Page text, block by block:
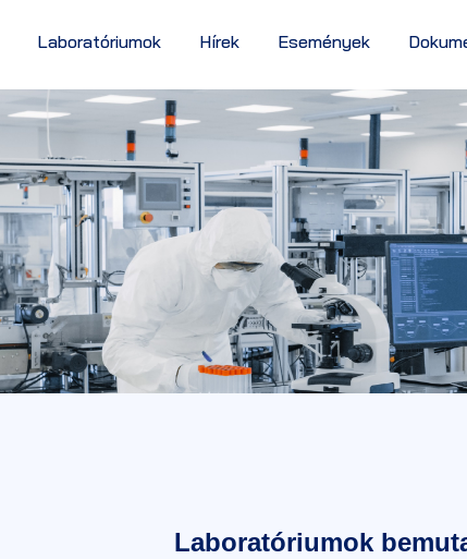
Laboratóriumok Hírek Események
Laboratóriumok